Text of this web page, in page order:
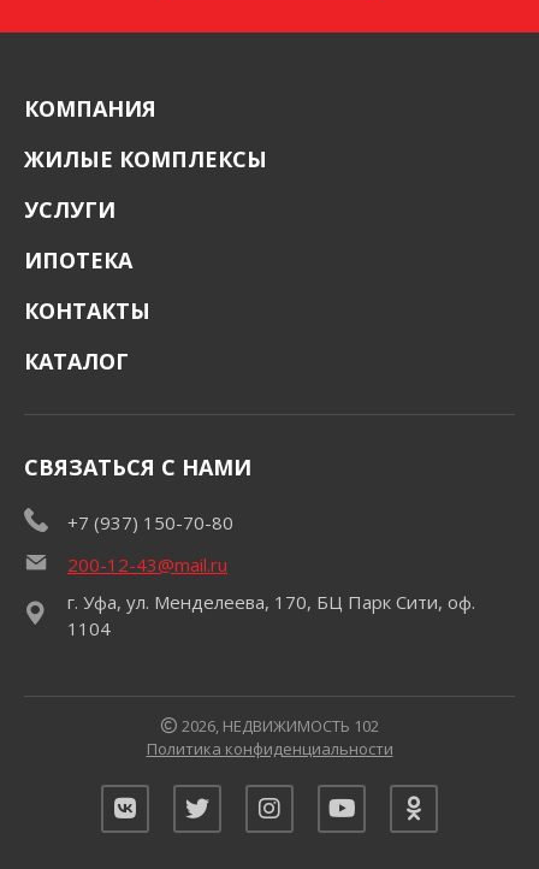
КОМПАНИЯ
ЖИЛЫЕ КОМПЛЕКСЫ
УСЛУГИ
ИПОТЕКА
КОНТАКТЫ
КАТАЛОГ
СВЯЗАТЬСЯ С НАМИ
+7 (937) 150-70-80
200-12-43@mail.ru
г. Уфа, ул. Менделеева, 170, БЦ Парк Сити, оф.
1104
2026, НЕДВИЖИМОСТЬ 102
Политика конфиденциальности